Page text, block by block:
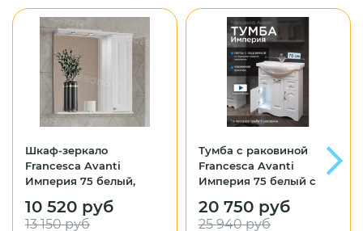
Шкаф-зеркало
Francesca Avanti
Империя 75 белый,
10 520 руб
13 150 руб
Тумба с раковиной
Francesca Avanti
Империя 75 белый с
ум. Элеганс 75)
20 750 руб
25 940 руб